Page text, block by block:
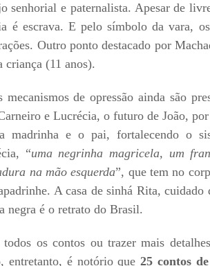
senhorial e paternalista. Apesar de
é escrava. E pelo símbolo da vara,
Outro ponto destacado por
(11 anos).
de opressão ainda são
e Lucrécia, o futuro de João,
madrinha e o pai, fortalecendo o
“uma negrinha magricela, um
na mão esquerda”, que tem no
A casa de sinhá Rita,
negra é o retrato do Brasil.
os contos ou trazer mais
entretanto, é notório que25 contos